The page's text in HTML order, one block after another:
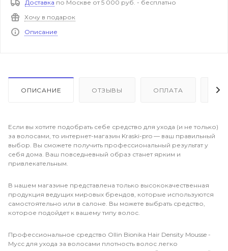
Доставка по Москве от 5 000 руб. - бесплатно
Хочу в подарок
Описание
ОПИСАНИЕ ОТЗЫВЫ ОПЛАТА
Если вы хотите подобрать себе средство для ухода (и не только)
за волосами, то интернет-магазин Kraski-pro — ваш правильный
выбор. Вы сможете получить профессиональный результат у
себя дома. Ваш повседневный образ станет ярким и
привлекательным.
В нашем магазине представлена только высококачественная
продукция ведущих мировых брендов, которые используются
самостоятельно или в салоне. Вы можете выбрать средство,
которое подойдет к вашему типу волос.
Профессиональное средство Ollin Bionika Hair Density Mousse -
Мусс для ухода за волосами плотность волос легко